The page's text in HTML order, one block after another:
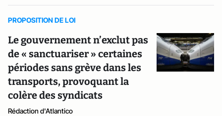
PROPOSITION DE LOI
Le gouvernement n’exclut pas
de « sanctuariser » certaines
périodes sans grève dans les
transports, provoquant la
colère des syndicats
Rédaction d'Atlantico